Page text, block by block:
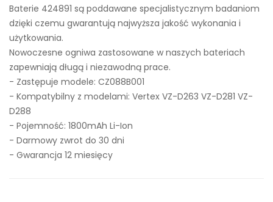
Baterie 424891 są poddawane specjalistycznym badaniom
dzięki czemu gwarantują najwyższa jakość wykonania i
użytkowania.
Nowoczesne ogniwa zastosowane w naszych bateriach
zapewniają długą i niezawodną prace.
- Zastępuje modele: CZ088B001
- Kompatybilny z modelami: Vertex VZ-D263 VZ-D281 VZ-
D288
- Pojemność: 1800mAh Li-Ion
- Darmowy zwrot do 30 dni
- Gwarancja 12 miesięcy